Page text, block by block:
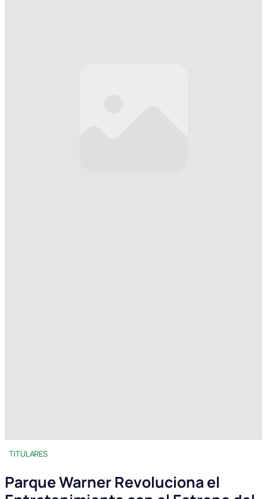
TITULARES
Parque Warner Revoluciona el